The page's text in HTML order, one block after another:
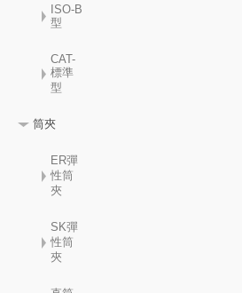
ISO-B
型
CAT-
標準
型
筒夾
ER彈
性筒
夾
SK彈
性筒
夾